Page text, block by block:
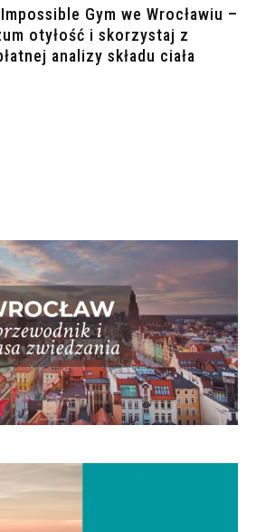
Gym we Wrocławiu –
otyłość i skorzystaj z
analizy składu ciała